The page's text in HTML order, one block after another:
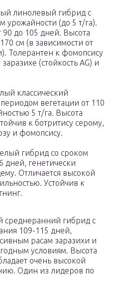
линолевый гибрид с
урожайности (до 5 т/га).
90 до 105 дней. Высота
см (в зависимости от
Толерантен к фомопсису
(стойкость AG) и
классический
вегетации от 110
5 т/га. Высота
к ботритису серому,
и фомопсису.
гибрид со сроком
дней, генетически
Отличается высокой
Устойчив к
среднеранний гибрид с
109-115 дней,
расам заразихи и
условиям. Высота
очень высокой
Один из лидеров по